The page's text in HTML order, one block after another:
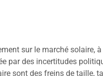
sur le marché solaire, à
par des incertitudes
sont des freins de taille,